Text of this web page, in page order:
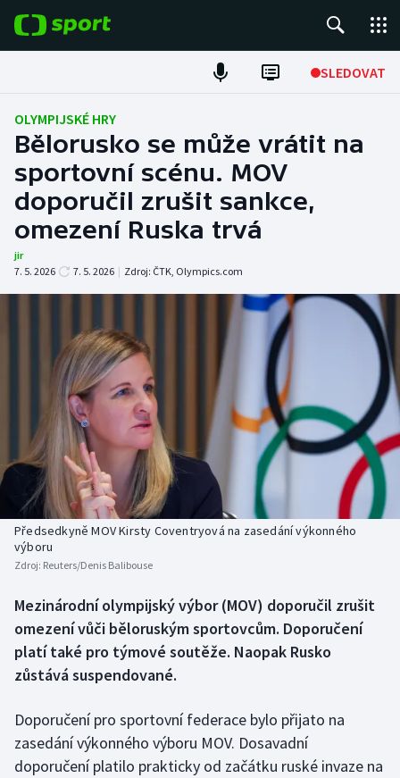
SLEDOVAT
Fotbal
Hokej
Tenis
Atletika
DALŠÍ SPORTY
Americký fotbal
Baseball a softbal
Basketbal
Biatlon
Boby a skeleton
Curling
Dostihy
Florbal
Futsal
NEPŘEHLÉDNĚTE
Soutěže
Historické návraty
Aplikace ČT sport
AZ kvíz
OLYMPIJSKÉ HRY
Bělorusko se může vrátit na
sportovní scénu. MOV
doporučil zrušit sankce,
omezení Ruska trvá
jir
7. 5. 2026
7. 5. 2026 | Zdroj: ČTK, Olympics.com
Předsedkyně MOV Kirsty Coventryová na zasedání výkonného
výboru
Zdroj: Reuters/Denis Balibouse
Mezinárodní olympijský výbor (MOV) doporučil zrušit
omezení vůči běloruským sportovcům. Doporučení
platí také pro týmové soutěže. Naopak Rusko
zůstává suspendované.
Doporučení pro sportovní federace bylo přijato na
zasedání výkonného výboru MOV. Dosavadní
doporučení platilo prakticky od začátku ruské invaze na